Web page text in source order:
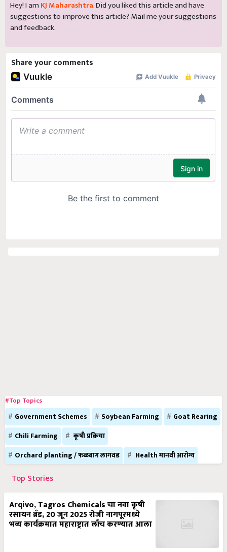
suggestions to improve this article?Mailme your suggestions
and feedback.
Share your comments
Government Schemes
Chili Farming
कृषी प्रक्रिया
Orchard planting / फळबाग लागवड
Top Stories
रसायन ब्रँड, 20 जून 2025 रोजी नागपूरमध्ये
भव्य कार्यक्रमात महाराष्ट्रात लाँच करण्यात आला